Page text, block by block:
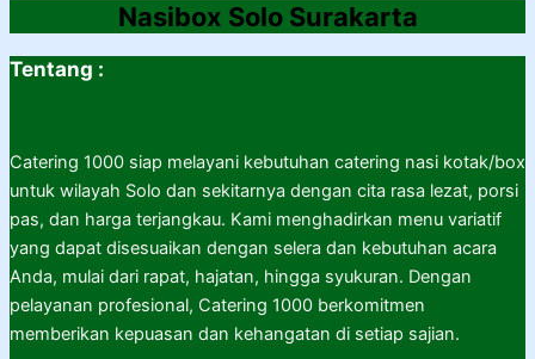
Nasibox Solo Surakarta
Tentang :
Catering 1000 siap melayani kebutuhan catering nasi kotak/box
untuk wilayah Solo dan sekitarnya dengan cita rasa lezat, porsi
pas, dan harga terjangkau. Kami menghadirkan menu variatif
yang dapat disesuaikan dengan selera dan kebutuhan acara
Anda, mulai dari rapat, hajatan, hingga syukuran. Dengan
pelayanan profesional, Catering 1000 berkomitmen
memberikan kepuasan dan kehangatan di setiap sajian.